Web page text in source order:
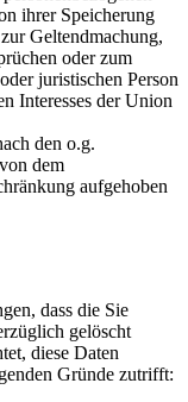
ihrer Speicherung
Geltendmachung,
oder zum
juristischen Person
Interesses der Union
den o.g.
dem
aufgehoben
dass die Sie
gelöscht
diese Daten
Gründe zutrifft: